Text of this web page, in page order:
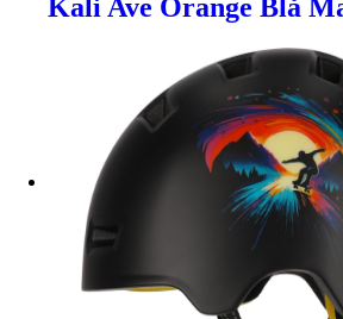
Kali Ave Orange Blå